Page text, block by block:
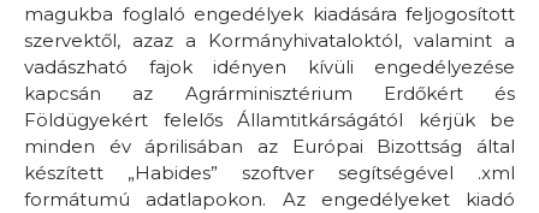
magukba foglaló engedélyek kiadására feljogosított
szervektől, azaz a Kormányhivataloktól, valamint a
vadászható fajok idényen kívüli engedélyezése
kapcsán az Agrárminisztérium Erdőkért és
Földügyekért felelős Államtitkárságától kérjük be
minden év áprilisában az Európai Bizottság által
készített „Habides” szoftver segítségével .xml
formátumú adatlapokon. Az engedélyeket kiadó